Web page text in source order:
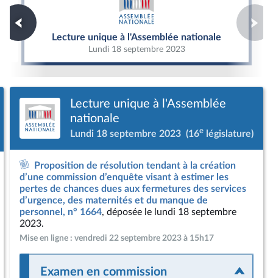
Lecture unique à l'Assemblée nationale
Lundi 18 septembre 2023
Lecture unique à l'Assemblée nationale
Lecture unique à l'Assemblée
nationale
Lundi 18 septembre 2023 (16elégislature)
Proposition de résolution tendant à la création
d’une commission d’enquête visant à estimer les
pertes de chances dues aux fermetures des services
d’urgence, des maternités et du manque de
personnel, n° 1664, déposée le lundi 18 septembre
2023.
Mise en ligne : vendredi 22 septembre 2023 à 15h17
Examen en commission